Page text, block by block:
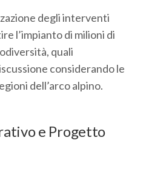
degli interventi
l’impianto di milioni di
quali
considerando le
dell’arco alpino.
e Progetto